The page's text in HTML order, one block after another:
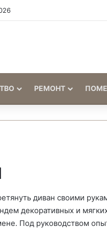
РЕМОНТ
диван своими
декоративных и
Под руководством